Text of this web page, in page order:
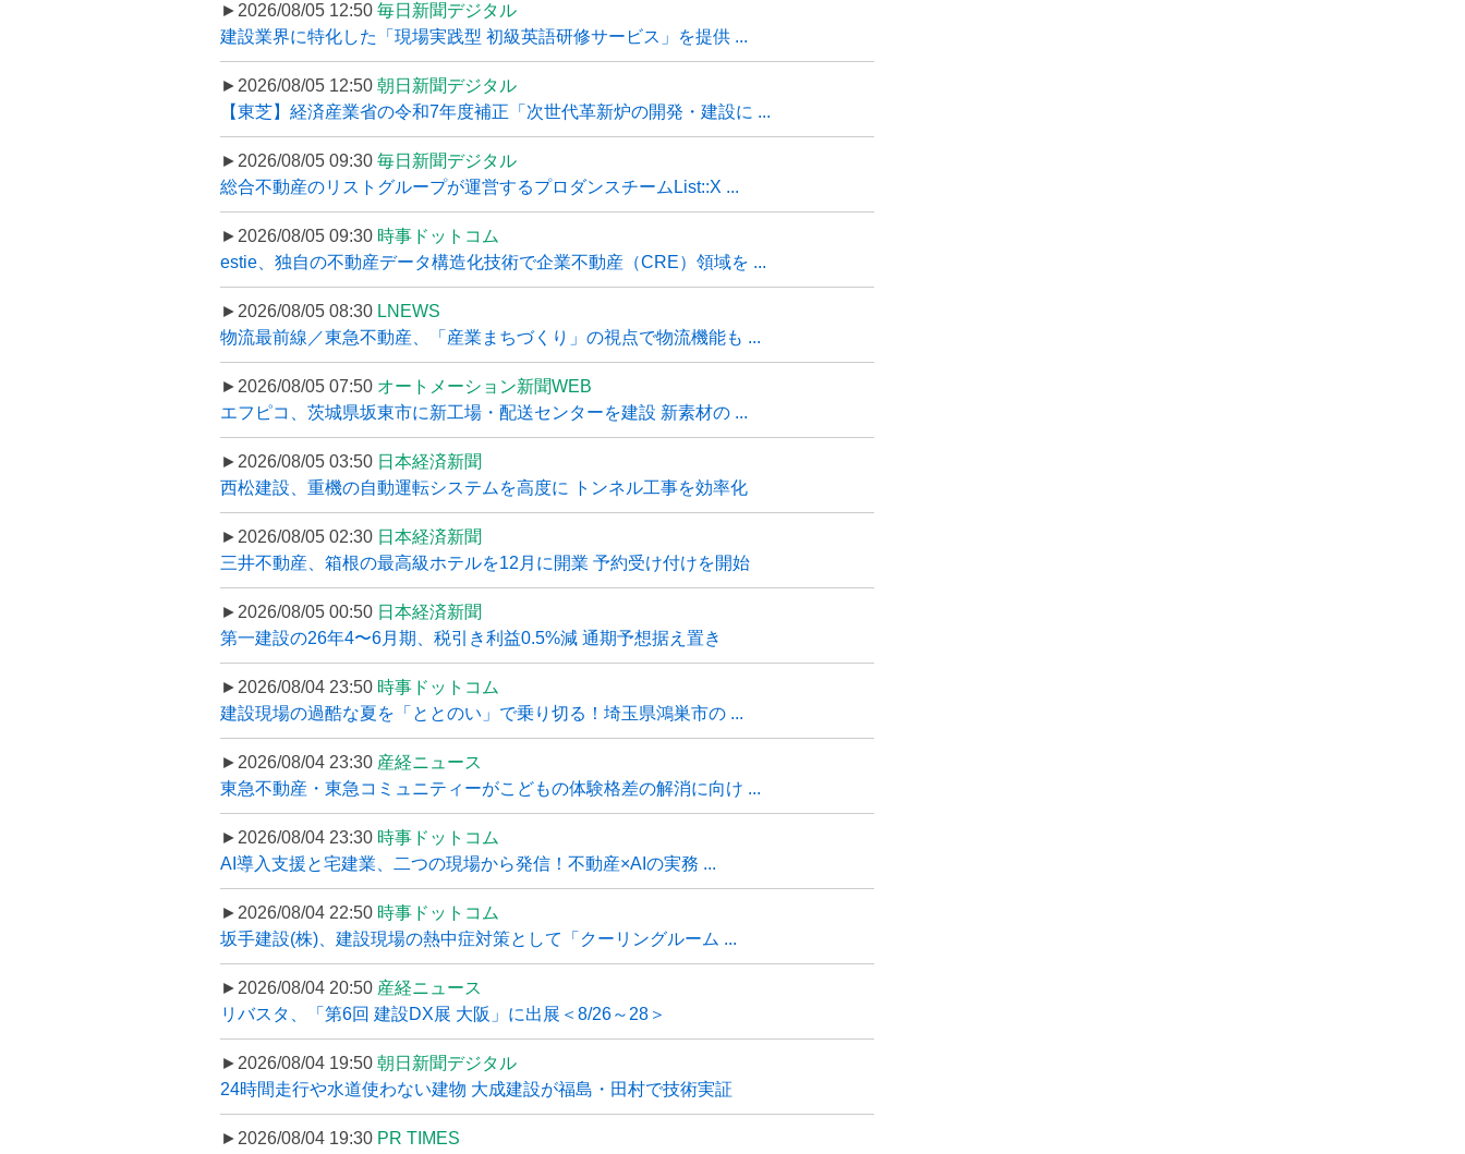
►2026/08/05 12:50 毎日新聞デジタル
建設業界に特化した「現場実践型 初級英語研修サービス」を提供 ...
►2026/08/05 12:50 朝日新聞デジタル
【東芝】経済産業省の令和7年度補正「次世代革新炉の開発・建設に ...
►2026/08/05 09:30 毎日新聞デジタル
総合不動産のリストグループが運営するプロダンスチームList::X ...
►2026/08/05 09:30 時事ドットコム
estie、独自の不動産データ構造化技術で企業不動産（CRE）領域を ...
►2026/08/05 08:30 LNEWS
物流最前線／東急不動産、「産業まちづくり」の視点で物流機能も ...
►2026/08/05 07:50 オートメーション新聞WEB
エフピコ、茨城県坂東市に新工場・配送センターを建設 新素材の ...
►2026/08/05 03:50 日本経済新聞
西松建設、重機の自動運転システムを高度に トンネル工事を効率化
►2026/08/05 02:30 日本経済新聞
三井不動産、箱根の最高級ホテルを12月に開業 予約受け付けを開始
►2026/08/05 00:50 日本経済新聞
第一建設の26年4〜6月期、税引き利益0.5%減 通期予想据え置き
►2026/08/04 23:50 時事ドットコム
建設現場の過酷な夏を「ととのい」で乗り切る！埼玉県鴻巣市の ...
►2026/08/04 23:30 産経ニュース
東急不動産・東急コミュニティーがこどもの体験格差の解消に向け ...
►2026/08/04 23:30 時事ドットコム
AI導入支援と宅建業、二つの現場から発信！不動産×AIの実務 ...
►2026/08/04 22:50 時事ドットコム
坂手建設(株)、建設現場の熱中症対策として「クーリングルーム ...
►2026/08/04 20:50 産経ニュース
リバスタ、「第6回 建設DX展 大阪」に出展＜8/26～28＞
►2026/08/04 19:50 朝日新聞デジタル
24時間走行や水道使わない建物 大成建設が福島・田村で技術実証
►2026/08/04 19:30 PR TIMES